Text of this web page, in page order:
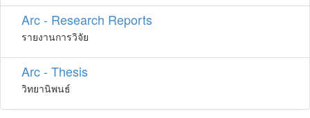
Arc - Research Reports
รายงานการวิจัย
Arc - Thesis
วิทยานิพนธ์